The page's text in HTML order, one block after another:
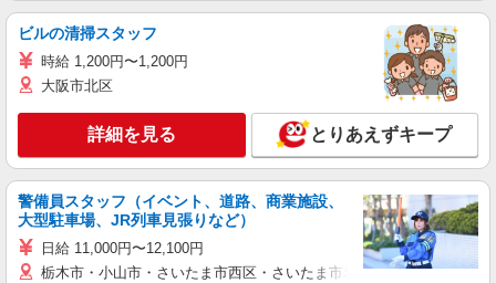
ビルの清掃スタッフ
時給 1,200円〜1,200円
大阪市北区
詳細を見る とりあえずキープ
警備員スタッフ（イベント、道路、商業施設、
大型駐車場、JR列車見張りなど）
日給 11,000円〜12,100円
栃木市・小山市・さいたま市西区・さいたま市岩槻区・久喜市・蓮田